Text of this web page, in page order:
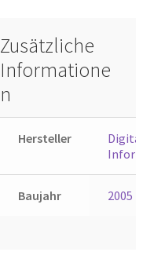
Zusätzliche
Informatione
n
Hersteller
Digital
Baujahr 2005